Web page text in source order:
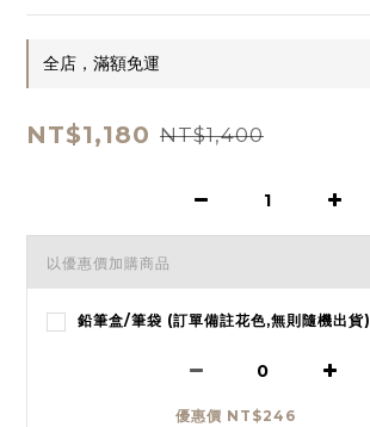
全店，滿額免運
NT$1,180 NT$1,400
以優惠價加購商品
鉛筆盒/筆袋 (訂單備註花色,無則隨機出貨)
優惠價 NT$246